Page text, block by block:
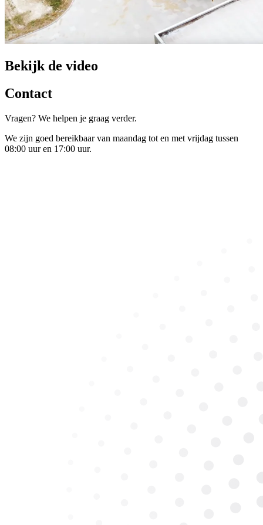
Bekijk de video
Contact
Vragen? We helpen je graag verder.
We zijn goed bereikbaar van maandag tot en met vrijdag tussen
08:00 uur en 17:00 uur.